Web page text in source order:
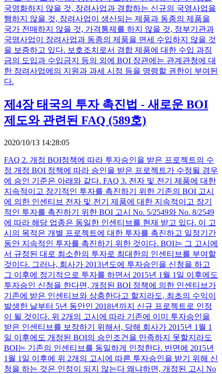
국영화하지 않을 것, 장려사업과 경합하는 신규의 국영사업을
행하지 않을 것, 장려사업이 생산되는 제품과 동종의 제품을
국가 전매하지 않을 것, 가격통제를 하지 않을 것, 정부기관과
국영사업이 장려사업과 동종의 제품을 면세 수입하지 않을 것
을 보증하고 있다. 보호조치로서 경합 제품에 대한 수입 과징
금의 도입과 수입금지 등의 외에 BOI 장관에는 관계관청에 대
한 장려사업에의 지원과 과세 시정 등을 명령할 권한이 부여된
다.
제4장 태국의 투자 촉진법 - 새로운 BOI
제도와 관련된 FAQ (589호)
2020/10/13 14:28:05
FAQ 2. 개정 BOI정책에 따라 투자승인을 받은 프로젝트의 수
정 개정 BOI 정책에 따라 승인을 받은 프로젝트가 수정될 경우
에 승인 기준은 아래와 같다. FAQ 3. 전자 및 전기 제품에 대한
지속적이고 장기적인 투자를 촉진하기 위한 기존의 BOI 고시
에 의한 인센티브 전자 및 전기 제품에 대한 지속적이고 장기
적인 투자를 촉진하기 위한 BOI 고시 No. 5/2549와 No. 8/2549
에 따라 해당 업종은 동일한 인센티브를 현재 받고 있다. 이 고
시의 목적은 개별 프로젝트에 대한 투자를 촉진하고 일정기간
동안 지속적인 투자를 촉진하기 위한 것이다. BOI는 그 고시에
서 규정된 대로 최소한의 투자로 최대한의 인센티브를 부여할
것이다. 그러나, 회사가 2013년도에 투자승인을 신청을 하고
그 이후에 정기적으로 투자를 하면서 2015년 1월 1일 이후에도
투자승인 신청을 한다면, 개정된 BOI 정책에 의한 인센티브가
기존에 받은 인센티브와 상충한다고 할지라도, 최초의 수익이
발생한 날부터 5년 동안인 2018년까지 신규 프로젝트로 인정
이 될 것이다. 위 2개의 고시에 따라 기존에 이미 투자승인을
받은 인센티브를 보장하기 위해서, 당해 회사가 2015년 1월 1
일 이후에도 개정된 BOI의 승인조건을 만족하지 못할지라도
BOI는 기존의 인센티브를 동일하게 인정한다. 반면에 2015년
1월 1일 이후에 위 2개의 고시에 따른 투자승인을 받기 위해 신
청을 하는 것은 인정이 되지 않는다 왜냐하면, 개정된 고시 No